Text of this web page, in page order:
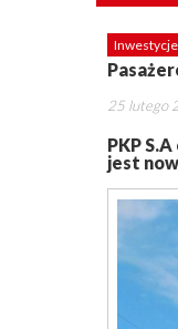
Inwestycje
Posted
25 lutego
PKP
jest